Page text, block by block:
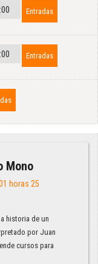
Entradas
Entradas
Mono
horas 25
historia de un
por Juan
cursos para